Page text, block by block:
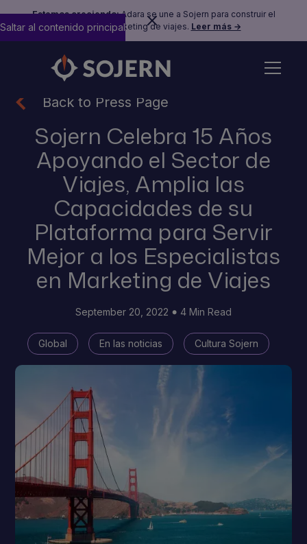
Estamos creciendo:Adara se une a Sojern para construir el
futuro del marketing de viajes. Leer más →
Saltar al contenido principal
Back to Press Page
Sojern Celebra 15 Años
Apoyando el Sector de
Viajes, Amplia las
Capacidades de su
Plataforma para Servir
Mejor a los Especialistas
en Marketing de Viajes
September 20, 2022 4 Min Read
Global En las noticias Cultura Sojern